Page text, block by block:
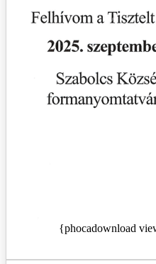
{phocadownload